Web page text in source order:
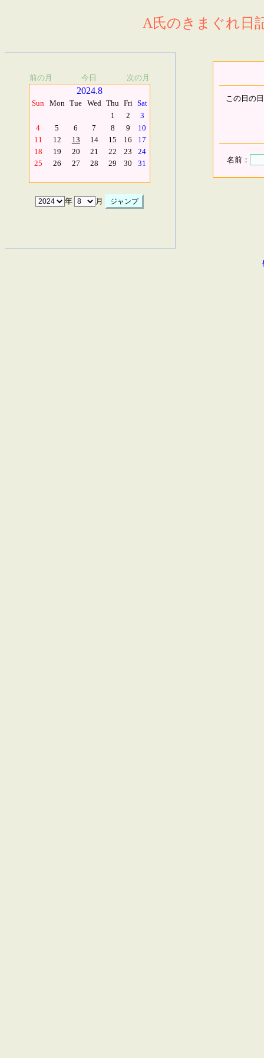
A氏のきまぐれ日
前の月 今日 次の月
2024.8
Sun Mon Tue Wed Thu Fri Sat
1
2
3
4
5 6 7 8 9
10
11
12 13 14 15 16
17
18
19 20 21 22 23
24
25
26 27 28 29 30 31
年 月
この日の
名前：